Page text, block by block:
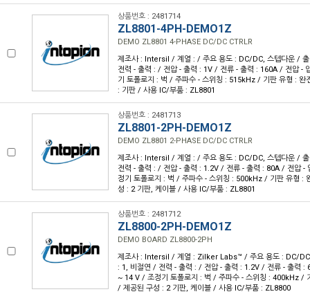
상품번호 : 2481714
ZL8801-4PH-DEMO1Z
DEMO ZL8801 4-PHASE DC/DC CTRLR
제조사 : Intersil / 계열 : / 주요 용도 : DC/DC, 스텝다운 /
전력 - 출력 : / 전압 - 출력 : 1V / 전류 - 출력 : 160A / 전압 -
기 토폴로지 : 벅 / 주파수 - 스위칭 : 515kHz / 기판 유형 : 완
: 기판 / 사용 IC/부품 : ZL8801
상품번호 : 2481713
ZL8801-2PH-DEMO1Z
DEMO ZL8801 2-PHASE DC/DC CTRLR
제조사 : Intersil / 계열 : / 주요 용도 : DC/DC, 스텝다운 /
전력 - 출력 : / 전압 - 출력 : 1.2V / 전류 - 출력 : 80A / 전압 -
정기 토폴로지 : 벅 / 주파수 - 스위칭 : 500kHz / 기판 유형 :
성 : 2 기판, 케이블 / 사용 IC/부품 : ZL8801
상품번호 : 2481712
ZL8800-2PH-DEMO1Z
DEMO BOARD ZL8800-2PH
제조사 : Intersil / 계열 : Zilker Labs™ / 주요 용도 : DC/
: 1, 비절연 / 전력 - 출력 : / 전압 - 출력 : 1.2V / 전류 - 출력 :
~ 14 V / 조정기 토폴로지 : 벅 / 주파수 - 스위칭 : 400kHz /
/ 제공된 구성 : 2 기판, 케이블 / 사용 IC/부품 : ZL8800